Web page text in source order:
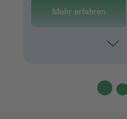
Mehr erfahren